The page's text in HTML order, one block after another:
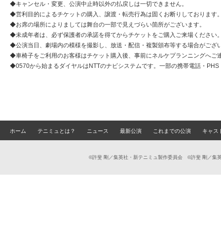
◆キャンセル・変更、公演中止時以外の払戻しは一切できません。
◆営利目的によるチケットの購入、譲渡・転売行為は固くお断りしております
◆お席の場所によりましては舞台の一部で見えづらい箇所がございます。
◆未成年者は、必ず保護者の承諾を得てからチケットをご購入ご来場ください
◆公演当日、劇場内の模様を撮影し、放送・配信・複製頒布等する場合がござ
◆車椅子をご利用のお客様はチケット購入後、事前にネルケプランニングへご
◆0570から始まるダイヤルはNTTのナビシステムです。一部の携帯電話・
ホーム テニミュとは？ ニュース 最新公演 これまでの公演 キャス
©許斐 剛／集英社・新テニミュ製作委員会 ©許斐 剛／集